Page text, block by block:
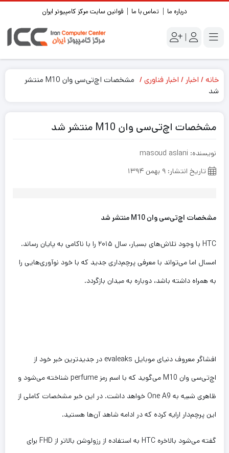
درباره ما تماس با ما قوانین سایت مرکز کامپیوتر ایران
|
خانه اخبار اخبار فناوری
مشخصات اچ‌تی‌سی وان M10 منتشر
شد
مشخصات اچ‌تی‌سی وان M10 منتشر شد
نویسنده: masoud aslani
تاریخ انتشار: ۹ بهمن ۱۳۹۴
مشخصات اچ‌تی‌سی وان M10 منتشر شد
HTC با وجود تلاش‌های بسیار، سال ۲۰۱۵ را با ناکامی به پایان رساند.
امسال اما می‌تواند با معرفی پرچم‌داری جدید که با خود نوآوری‌هایی را
به همراه داشته باشد، دوباره به میدان بازگردد.
افشاگر معروف دنیای موبایل evaleaks در جدیدترین خبر خود از
اچ‌تی‌سی وان M10 می‌گوید که با اسم رمز perfume شناخته می‌شود و
ظاهری شبیه به One A9 خواهد داشت. در این خبر مشخصات کاملی از
این پرچم‌دار ارایه کرده که در ادامه شاهد آن‌ها هستید.
گفته می‌شود بالاخره HTC به استفاده از رزولوشن بالاتر از FHD برای